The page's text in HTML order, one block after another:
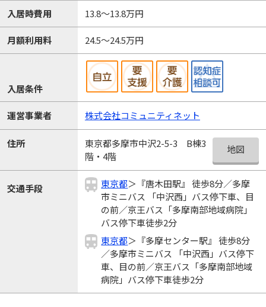
入居時費用 13.8～13.8万円
月額利用料 24.5～24.5万円
入居条件
運営事業者 株式会社コミュニティネット
住所
東京都多摩市中沢2-5-3 B棟3
階・4階
地図
交通手段 東京都＞『唐木田駅』 徒歩8分／多摩
市ミニバス 「中沢西」バス停下車、目
の前／京王バス「多摩南部地域病院」
バス停下車徒歩2分
東京都＞『多摩センター駅』 徒歩8分
／多摩市ミニバス 「中沢西」バス停下
車、目の前／京王バス「多摩南部地域
病院」バス停下車徒歩2分